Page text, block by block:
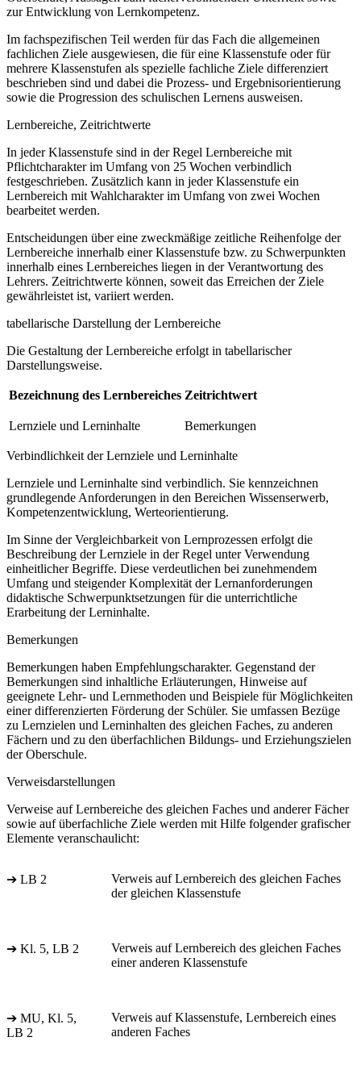
zur Entwicklung von Lernkompetenz.
Im fachspezifischen Teil werden für das Fach die allgemeinen
fachlichen Ziele ausgewiesen, die für eine Klassenstufe oder für
mehrere Klassenstufen als spezielle fachliche Ziele differenziert
beschrieben sind und dabei die Prozess- und Ergebnisorientierung
sowie die Progression des schulischen Lernens ausweisen.
Lernbereiche, Zeitrichtwerte
In jeder Klassenstufe sind in der Regel Lernbereiche mit
Pflichtcharakter im Umfang von 25 Wochen verbindlich
festgeschrieben. Zusätzlich kann in jeder Klassenstufe ein
Lernbereich mit Wahlcharakter im Umfang von zwei Wochen
bearbeitet werden.
Entscheidungen über eine zweckmäßige zeitliche Reihenfolge der
Lernbereiche innerhalb einer Klassenstufe bzw. zu Schwerpunkten
innerhalb eines Lernbereiches liegen in der Verantwortung des
Lehrers. Zeitrichtwerte können, soweit das Erreichen der Ziele
gewährleistet ist, variiert werden.
tabellarische Darstellung der Lernbereiche
Die Gestaltung der Lernbereiche erfolgt in tabellarischer
Darstellungsweise.
Bezeichnung des Lernbereiches Zeitrichtwert
Lernziele und Lerninhalte Bemerkungen
Verbindlichkeit der Lernziele und Lerninhalte
Lernziele und Lerninhalte sind verbindlich. Sie kennzeichnen
grundlegende Anforderungen in den Bereichen Wissenserwerb,
Kompetenzentwicklung, Werteorientierung.
Im Sinne der Vergleichbarkeit von Lernprozessen erfolgt die
Beschreibung der Lernziele in der Regel unter Verwendung
einheitlicher Begriffe. Diese verdeutlichen bei zunehmendem
Umfang und steigender Komplexität der Lernanforderungen
didaktische Schwerpunktsetzungen für die unterrichtliche
Erarbeitung der Lerninhalte.
Bemerkungen
Bemerkungen haben Empfehlungscharakter. Gegenstand der
Bemerkungen sind inhaltliche Erläuterungen, Hinweise auf
geeignete Lehr- und Lernmethoden und Beispiele für Möglichkeiten
einer differenzierten Förderung der Schüler. Sie umfassen Bezüge
zu Lernzielen und Lerninhalten des gleichen Faches, zu anderen
Fächern und zu den überfachlichen Bildungs- und Erziehungszielen
der Oberschule.
Verweisdarstellungen
Verweise auf Lernbereiche des gleichen Faches und anderer Fächer
sowie auf überfachliche Ziele werden mit Hilfe folgender grafischer
Elemente veranschaulicht:
➔ LB 2
Verweis auf Lernbereich des gleichen Faches
der gleichen Klassenstufe
➔ Kl. 5, LB 2
Verweis auf Lernbereich des gleichen Faches
einer anderen Klassenstufe
➔ MU, Kl. 5,
LB 2
Verweis auf Klassenstufe, Lernbereich eines
anderen Faches